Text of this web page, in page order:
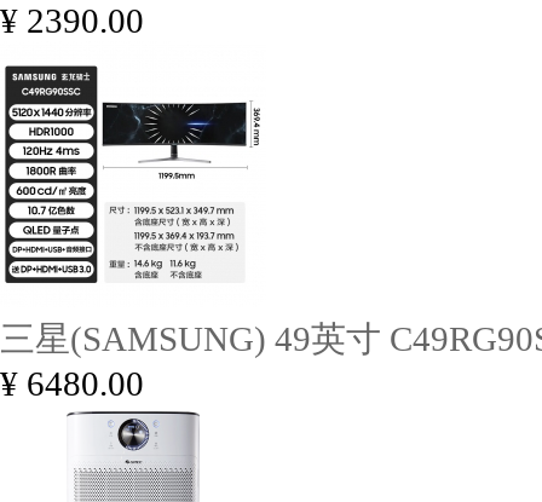
¥ 2390.00
三星(SAMSUNG) 49英寸
¥ 6480.00